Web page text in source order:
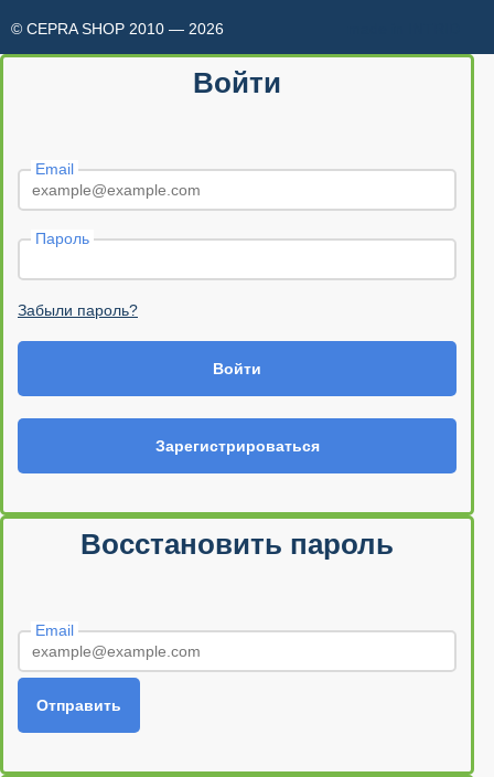
© CEPRA SHOP 2010 — 2026
Войти
Email
Пароль
Забыли пароль?
Войти
Зарегистрироваться
Восстановить пароль
Email
Отправить